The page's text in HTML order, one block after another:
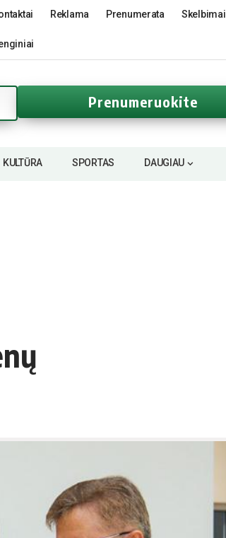
Reklama Prenumerata Skelbimai
Prenumeruokite
KULTŪRA SPORTAS DAUGIAU